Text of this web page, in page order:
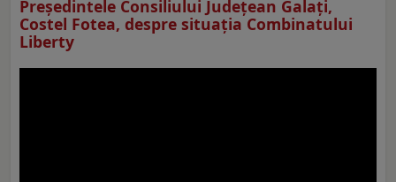
Preşedintele Consiliului Judeţean Galaţi,
Costel Fotea, despre situaţia Combinatului
Liberty